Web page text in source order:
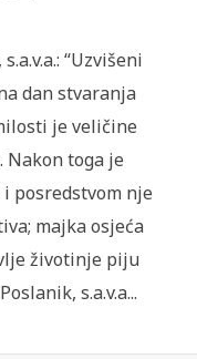
“Uzvišeni
dan stvaranja
je veličine
Nakon toga je
posredstvom nje
majka osjeća
životinje piju
s.a.v.a...